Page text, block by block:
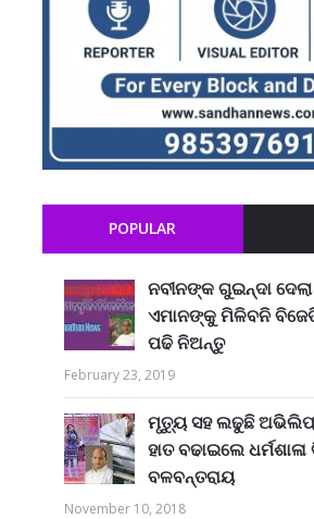
POPULAR
ନବୀନଙ୍କ ଗୁଇନ୍ଦା
ଏମାନଙ୍କୁ ମିଳିବନି
ପଢି ନିଅନ୍ତୁ
February 23, 2019
ମୃତ୍ୟୁ ସହ ଲଢୁଛି
ହାତ ବଢାଇଲେ
ବଳବନ୍ତରାୟ
November 10, 2018